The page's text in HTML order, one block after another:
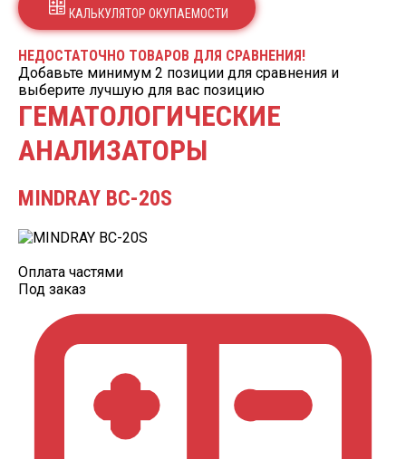
КАЛЬКУЛЯТОР ОКУПАЕМОСТИ
НЕДОСТАТОЧНО ТОВАРОВ ДЛЯ СРАВНЕНИЯ!
Добавьте минимум 2 позиции для сравнения и
выберите лучшую для вас позицию
ГЕМАТОЛОГИЧЕСКИЕ
АНАЛИЗАТОРЫ
MINDRAY BC-20S
Оплата частями
Под заказ